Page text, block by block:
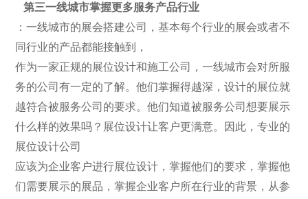
第三一线城市掌握更多服务产品行业
：一线城市的展会搭建公司，基本每个行业的展会或者不
同行业的产品都能接触到，
作为一家正规的展位设计和施工公司，一线城市会对所服
务的公司有一定的了解。他们掌握得越深，设计的展位就
越符合被服务公司的要求。他们知道被服务公司想要展示
什么样的效果吗？展位设计让客户更满意。因此，专业的
展位设计公司
应该为企业客户进行展位设计，掌握他们的要求，掌握他
们需要展示的展品，掌握企业客户所在行业的背景，从参